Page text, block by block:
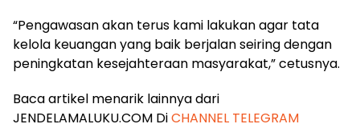
“Pengawasan akan terus kami lakukan agar tata
kelola keuangan yang baik berjalan seiring dengan
peningkatan kesejahteraan masyarakat,” cetusnya.
Baca artikel menarik lainnya dari
JENDELAMALUKU.COM DiCHANNEL TELEGRAM